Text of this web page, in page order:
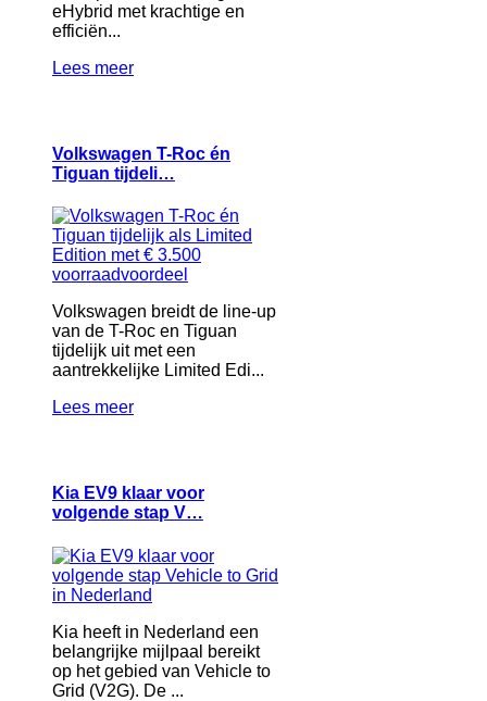
eHybrid met krachtige en
efficiën...
Lees meer
Volkswagen T-Roc én
Tiguan tijdeli…
Volkswagen breidt de line-up
van de T-Roc en Tiguan
tijdelijk uit met een
aantrekkelijke Limited Edi...
Lees meer
Kia EV9 klaar voor
volgende stap V…
Kia heeft in Nederland een
belangrijke mijlpaal bereikt
op het gebied van Vehicle to
Grid (V2G). De ...